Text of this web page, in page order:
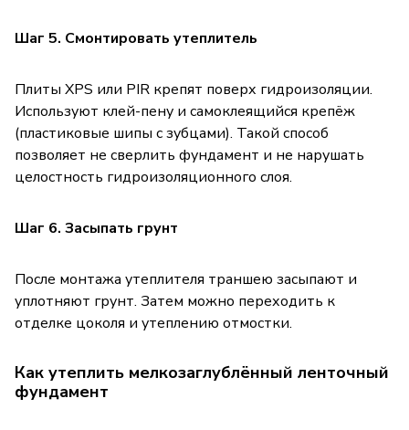
Шаг 5. Смонтировать утеплитель
Плиты XPS или PIR крепят поверх гидроизоляции.
Используют клей-пену и самоклеящийся крепёж
(пластиковые шипы с зубцами). Такой способ
позволяет не сверлить фундамент и не нарушать
целостность гидроизоляционного слоя.
Шаг 6. Засыпать грунт
После монтажа утеплителя траншею засыпают и
уплотняют грунт. Затем можно переходить к
отделке цоколя и утеплению отмостки.
Как утеплить мелкозаглублённый ленточный
фундамент